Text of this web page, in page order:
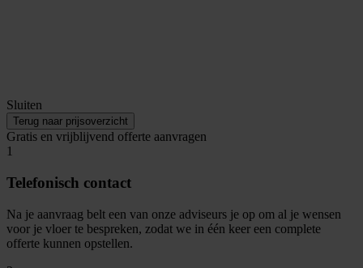
Sluiten
Terug naar prijsoverzicht
Gratis en vrijblijvend offerte aanvragen
1
Telefonisch contact
Na je aanvraag belt een van onze adviseurs je op om al je wensen
voor je vloer te bespreken, zodat we in één keer een complete
offerte kunnen opstellen.